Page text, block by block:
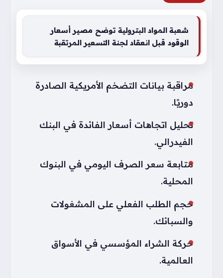
شعبة المواد البترولية توضح مصير أسعار
الوقود قبل انعقاد لجنة التسعير المرتقبة
مراقبة بيانات التضخم الأمريكية الصادرة
دوريًا.
تحليل اتجاهات أسعار الفائدة في البنك
الفيدرالي.
متابعة سعر الصرف اليومي في البنوك
المحلية.
حجم الطلب الفعلي على المشغولات
والسبائك.
حركة الشراء المؤسسي في الأسواق
العالمية.